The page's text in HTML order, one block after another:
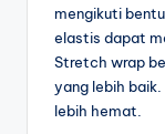
mengikuti
elastis dapat
Stretch wrap
yang lebih
lebih hemat.